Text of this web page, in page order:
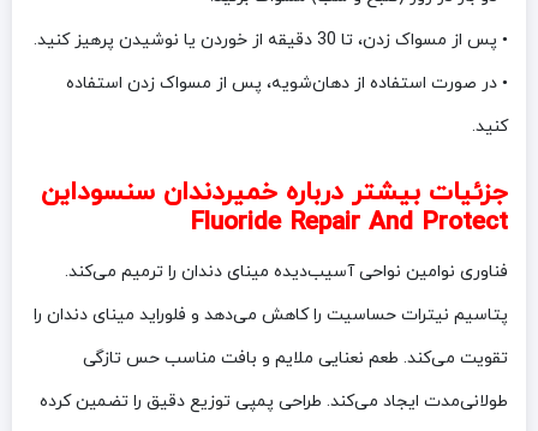
• پس از مسواک زدن، تا 30 دقیقه از خوردن یا نوشیدن پرهیز کنید.
• در صورت استفاده از دهان‌شویه، پس از مسواک زدن استفاده
کنید.
جزئیات بیشتر درباره خمیردندان سنسوداین
Fluoride Repair And Protect
فناوری نوامین نواحی آسیب‌دیده مینای دندان را ترمیم می‌کند.
پتاسیم نیترات حساسیت را کاهش می‌دهد و فلوراید مینای دندان را
تقویت می‌کند. طعم نعنایی ملایم و بافت مناسب حس تازگی
طولانی‌مدت ایجاد می‌کند. طراحی پمپی توزیع دقیق را تضمین کرده